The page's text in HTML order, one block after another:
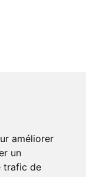
améliorer
un
trafic de